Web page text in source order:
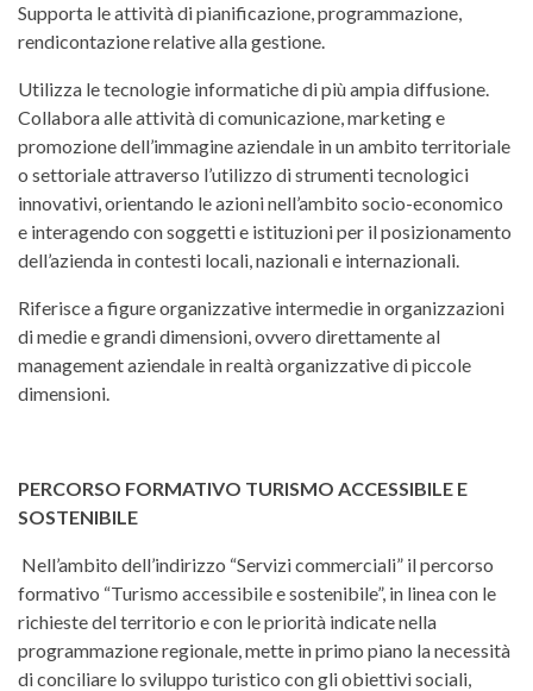
Supporta le attività di pianificazione, programmazione,
rendicontazione relative alla gestione.
Utilizza le tecnologie informatiche di più ampia diffusione.
Collabora alle attività di comunicazione, marketing e
promozione dell’immagine aziendale in un ambito territoriale
o settoriale attraverso l’utilizzo di strumenti tecnologici
innovativi, orientando le azioni nell’ambito socio-economico
e interagendo con soggetti e istituzioni per il posizionamento
dell’azienda in contesti locali, nazionali e internazionali.
Riferisce a figure organizzative intermedie in organizzazioni
di medie e grandi dimensioni, ovvero direttamente al
management aziendale in realtà organizzative di piccole
dimensioni.
PERCORSO FORMATIVO TURISMO ACCESSIBILE E
SOSTENIBILE
Nell’ambito dell’indirizzo “Servizi commerciali” il percorso
formativo “Turismo accessibile e sostenibile”, in linea con le
richieste del territorio e con le priorità indicate nella
programmazione regionale, mette in primo piano la necessità
di conciliare lo sviluppo turistico con gli obiettivi sociali,